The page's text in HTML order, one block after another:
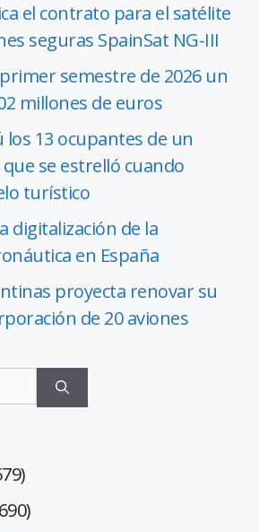
el contrato para el satélite
seguras SpainSat NG-III
semestre de 2026 un
millones de euros
13 ocupantes de un
que se estrelló cuando
turístico
digitalización de la
en España
proyecta renovar su
de 20 aviones